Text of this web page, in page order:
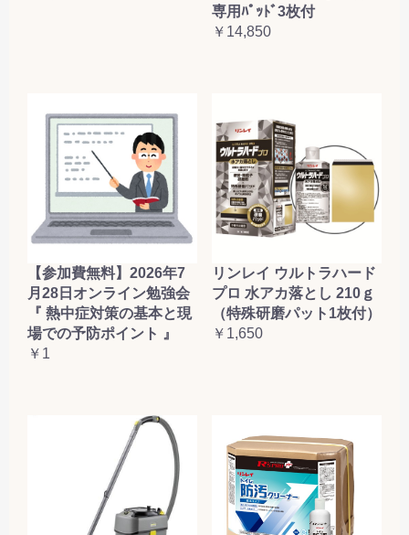
専用ﾊﾟｯﾄﾞ3枚付
￥14,850
【参加費無料】2026年7
月28日オンライン勉強会
『 熱中症対策の基本と現
場での予防ポイント 』
￥1
リンレイ ウルトラハード
プロ 水アカ落とし 210ｇ
（特殊研磨パット1枚付）
￥1,650